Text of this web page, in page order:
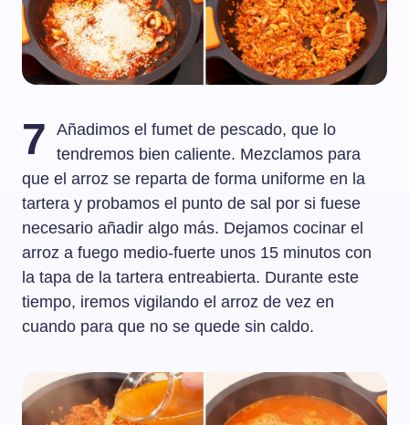
7
Añadimos el fumet de pescado, que lo
tendremos bien caliente. Mezclamos para
que el arroz se reparta de forma uniforme en la
tartera y probamos el punto de sal por si fuese
necesario añadir algo más. Dejamos cocinar el
arroz a fuego medio-fuerte unos 15 minutos con
la tapa de la tartera entreabierta. Durante este
tiempo, iremos vigilando el arroz de vez en
cuando para que no se quede sin caldo.